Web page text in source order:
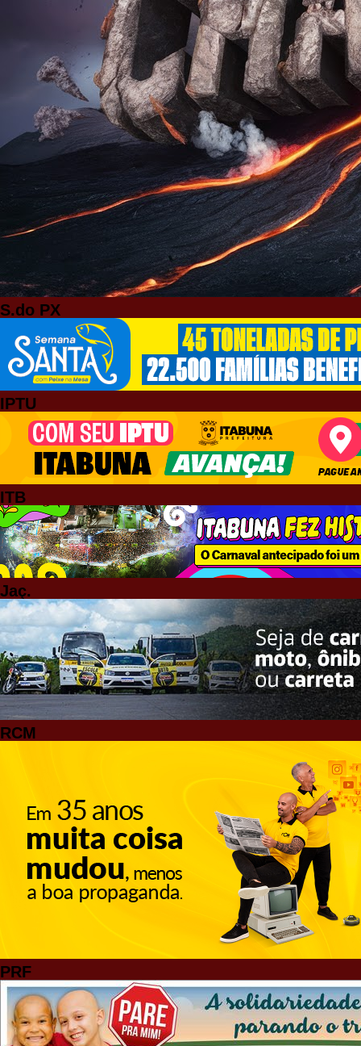
S.do PX
IPTU
ITB
Jaç.
RCM
PRF